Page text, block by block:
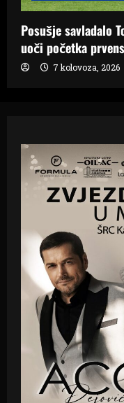
Posušje savladalo
uoči početka
7 kolovoza, 2026